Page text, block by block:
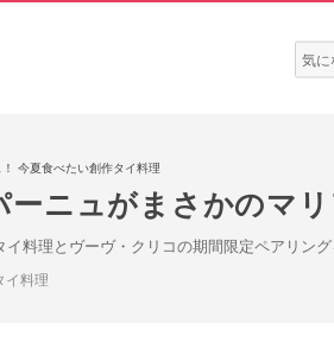
検
索:
今夏食べたい創作タイ料理
ーニュがまさかのマ
料理とヴーヴ・クリコの期間限定ペアリン
イ料理